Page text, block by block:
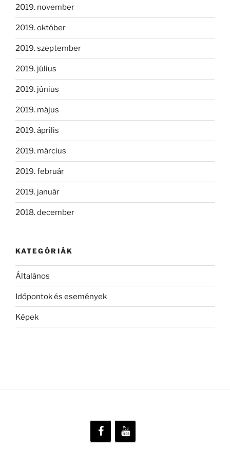
2019. november
2019. október
2019. szeptember
2019. július
2019. június
2019. május
2019. április
2019. március
2019. február
2019. január
2018. december
KATEGÓRIÁK
Általános
Időpontok és események
Képek